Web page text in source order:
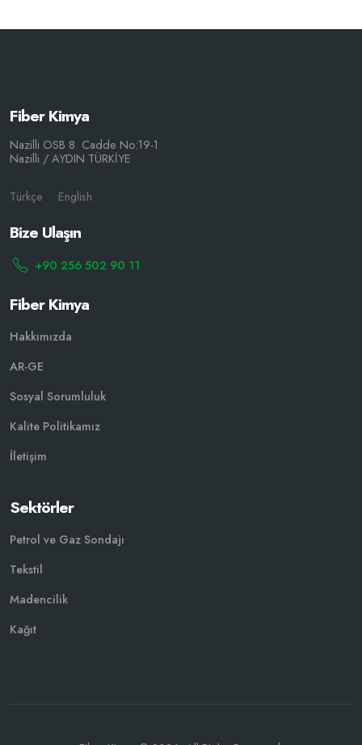
Fiber Kimya
Nazilli OSB 8. Cadde No:19-1
Nazilli / AYDIN TÜRKİYE
Türkçe English
Bize Ulaşın
+90 256 502 90 11
Fiber Kimya
Hakkımızda
AR-GE
Sosyal Sorumluluk
Kalite Politikamız
İletişim
Sektörler
Petrol ve Gaz Sondajı
Tekstil
Madencilik
Kağıt